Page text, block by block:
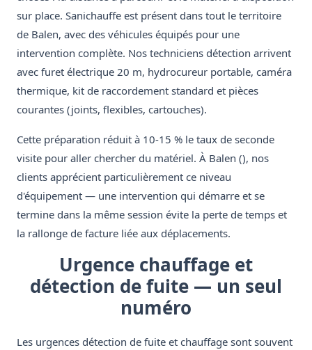
sur place. Sanichauffe est présent dans tout le territoire
de Balen, avec des véhicules équipés pour une
intervention complète. Nos techniciens détection arrivent
avec furet électrique 20 m, hydrocureur portable, caméra
thermique, kit de raccordement standard et pièces
courantes (joints, flexibles, cartouches).
Cette préparation réduit à 10-15 % le taux de seconde
visite pour aller chercher du matériel. À Balen (), nos
clients apprécient particulièrement ce niveau
d'équipement — une intervention qui démarre et se
termine dans la même session évite la perte de temps et
la rallonge de facture liée aux déplacements.
Urgence chauffage et
détection de fuite — un seul
numéro
Les urgences détection de fuite et chauffage sont souvent